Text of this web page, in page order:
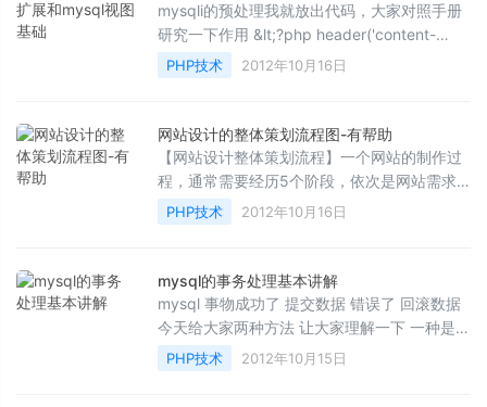
mysqli的预处理我就放出代码，大家对照手册
研究一下作用 &lt;?php header('content-
type:text/html;charset=utf-8');
$mysqli=new mysqli(&qu...
PHP技术 2012年10月16日
网站设计的整体策划流程图-有帮助
【网站设计整体策划流程】一个网站的制作过
程，通常需要经历5个阶段，依次是网站需求
调查阶段、网站技术分析阶段、网站页面策划
阶段、网站设计阶段...
PHP技术 2012年10月16日
mysql的事务处理基本讲解
mysql 事物成功了 提交数据 错误了 回滚数据
今天给大家两种方法 让大家理解一下 一种是
mysql一种mysqli
$handler=mysql_connect(&quot;localho...
PHP技术 2012年10月15日